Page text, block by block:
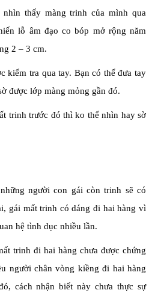
thấy màng trinh của mình qua
lỗ âm đạo co bóp mở rộng năm
2 – 3 cm.
kiểm tra qua tay. Bạn có thể đưa tay
được lớp màng mỏng gần đó.
trinh trước đó thì ko thể nhìn hay sờ
người con gái còn trinh sẽ có
gái mất trinh có dáng đi hai hàng vì
hệ tình dục nhiều lần.
trinh đi hai hàng chưa được chứng
người chân vòng kiềng đi hai hàng
cách nhận biết này chưa thực sự